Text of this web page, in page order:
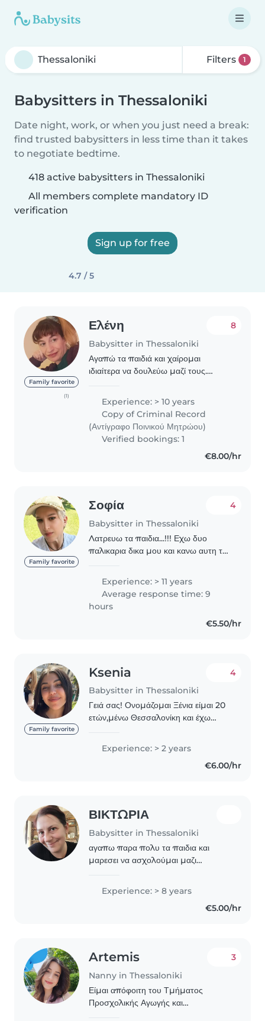
Filters 1
Babysitters in Thessaloniki
Date night, work, or when you just need a break:
find trusted babysitters in less time than it takes
to negotiate bedtime.
418 active babysitters in Thessaloniki
All members complete mandatory ID
verification
Sign up for free
4.7 / 5
Family favorite
(1)
Ελένη
Babysitter in Thessaloniki
8
Αγαπώ τα παιδιά και χαίρομαι
ιδιαίτερα να δουλεύω μαζί τους.
και από μικρή ηλικία φρόντιζα τα
μικρότερα αδέρφια μου, ενώ
αργότερα ανέλαβα και τη φροντίδα..
Experience: > 10 years
Copy of Criminal Record
(Αντίγραφο Ποινικού Μητρώου)
Verified bookings: 1
€8.00/hr
Family favorite
Σοφία
Babysitter in Thessaloniki
4
Λατρευω τα παιδια...!!! Εχω δυο
παλικαρια δικα μου και κανω αυτη την
εμπιστευτειτε!!!
Experience: > 11 years
Average response time: 9
hours
€5.50/hr
Family favorite
Ksenia
Babysitter in Thessaloniki
4
Γειά σας! Ονομάζομαι Ξένια είμαι 20
ετών,μένω Θεσσαλονίκη και έχω
βρεφονηπιοκόμος.Έχω εμπειρία στο
συγκεκριμένο αντικείμενο λόγω
Experience: > 2 years
€6.00/hr
ΒΙΚΤΩΡΙΑ
Babysitter in Thessaloniki
αγαπω παρα πολυ τα παιδια και
μαρεσει να ασχολούμαι μαζι
ευχάριστα με εμένα και να παίζουμε
με ότι τα ευχαριστει είμαι δραστήριο
Experience: > 8 years
€5.00/hr
Artemis
Nanny in Thessaloniki
3
Είμαι απόφοιτη του Τμήματος
Προσχολικής Αγωγής και